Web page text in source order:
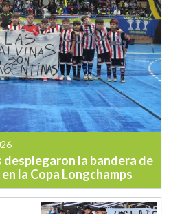
la bandera de
la Copa Longchamps